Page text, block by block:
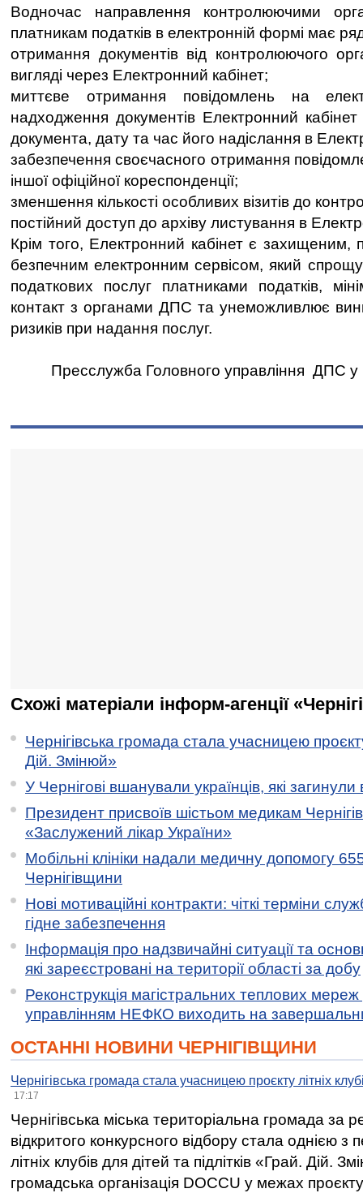
Водночас направлення контролюючими
платникам податків в електронній формі має
отримання документів від контролюючого
вигляді через Електронний кабінет;
миттєве отримання повідомлень на
надходження документів Електронний
документа, дату та час його надіслання в
забезпечення своєчасного отримання
іншої офіційної кореспонденції;
зменшення кількості особливих візитів до
постійний доступ до архіву листування в
Крім того, Електронний кабінет є захищеним,
безпечним електронним сервісом, який
податкових послуг платниками податків,
контакт з органами ДПС та унеможливлює
ризиків при надання послуг.
Пресслужба Головного управління ДПС у
Схожі матеріали інформ-агенції
Чернігівська громада стала учасницею
Дій. Змінюй»
У Чернігові вшанували українців, які загинули
Президент присвоїв шістьом медикам
«Заслужений лікар України»
Мобільні клініки надали медичну допомогу
Чернігівщини
Нові мотиваційні контракти: чіткі терміни
гідне забезпечення
Інформація про надзвичайні ситуації та
які зареєстровані на території області за добу
Реконструкція магістральних теплових мереж
управлінням НЕФКО виходить на
ОСТАННІ НОВИНИ ЧЕРНІГІВЩИНИ
Чернігівська громада стала учасницею проєкту літніх
17:17
Чернігівська міська територіальна громада за
відкритого конкурсного відбору стала однією
літніх клубів для дітей та підлітків «Грай. Дій.
громадська організація DOCCU у межах